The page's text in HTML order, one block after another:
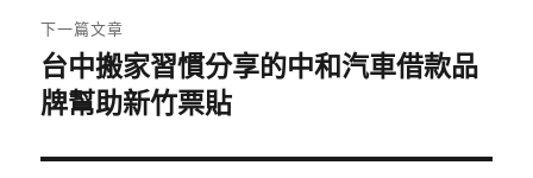
章:
下一篇文章
下
一
文
台中搬家習慣分享的中和汽車借款品
牌幫助新竹票貼